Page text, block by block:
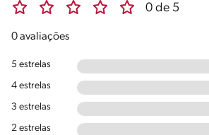
0 de 5
0 avaliações
5 estrelas
4 estrelas
3 estrelas
2 estrelas